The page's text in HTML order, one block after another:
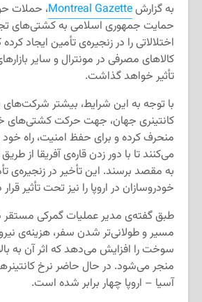
به گزارشMontreal Gazette، حملات
حمایت جمهوری اسلامی به کشتی‌های
اختلالاتی را در زنجیره‌ی تأمین ایجاد
کالاهای مصرفی در مونترال و سایر
تأثیر خواهد گذاشت.
با توجه به این شرایط، بیشتر
کانتینری جهان، جهت حرکت کشتی‌های
منحرف کرده و برای حفظ امنیت، راه خود
می‌کنند تا با دور زدن قاره‌ی آفریقا از
به مقصد برسند. این تأخیر در زنجیره‌ی
خودروسازان در اروپا را نیز تحت تأثیر
طبق گفته‌ی مدیر عملیات گمرکی مستقر
مسیر و طولانی‌تر شدن سفر، هزینه‌ی
سوخت را افزایش می‌دهد که اثر آن به
منجر می‌شود. در حال حاضر نرخ
آسیا – اروپا چهار برابر شده است.